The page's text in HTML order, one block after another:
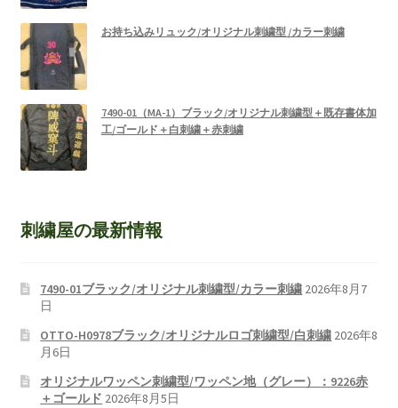
お持ち込みリュック/オリジナル刺繍型 /カラー刺繍
7490-01（MA-1）ブラック/オリジナル刺繍型＋既存書体加
工/ゴールド＋白刺繍＋赤刺繍
刺繍屋の最新情報
7490-01ブラック/オリジナル刺繍型/カラー刺繍 2026年8月7
日
OTTO-H0978ブラック/オリジナルロゴ刺繍型/白刺繍 2026年8
月6日
オリジナルワッペン刺繍型/ワッペン地（グレー）：9226赤
＋ゴールド 2026年8月5日